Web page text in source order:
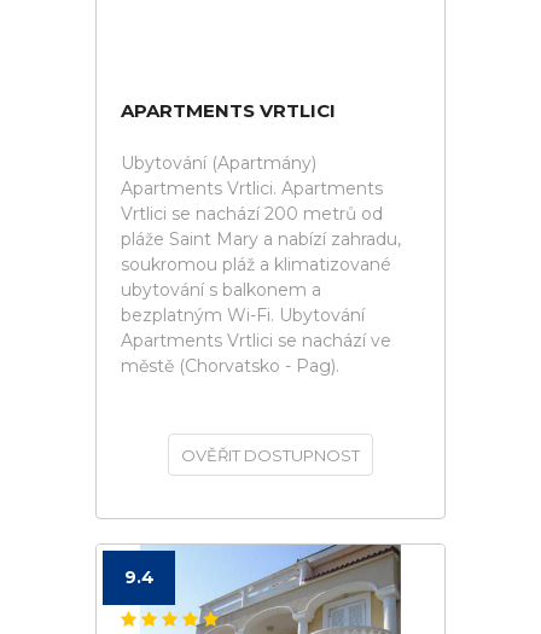
APARTMENTS VRTLICI
Ubytování (Apartmány)
Apartments Vrtlici. Apartments
Vrtlici se nachází 200 metrů od
pláže Saint Mary a nabízí zahradu,
soukromou pláž a klimatizované
ubytování s balkonem a
bezplatným Wi-Fi. Ubytování
Apartments Vrtlici se nachází ve
městě (Chorvatsko - Pag).
OVĚŘIT DOSTUPNOST
9.4